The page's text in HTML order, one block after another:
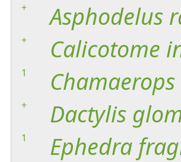
+ Asphodelus
+ Calicotome
1 Chamaerops
+ Dactylis
1 Ephedra